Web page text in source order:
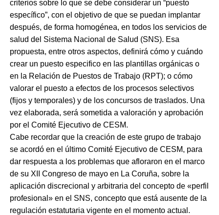
criterios sobre lo que se debe considerar un “puesto
específico”, con el objetivo de que se puedan implantar
después, de forma homogénea, en todos los servicios de
salud del Sistema Nacional de Salud (SNS). Esa
propuesta, entre otros aspectos, definirá cómo y cuándo
crear un puesto especifico en las plantillas orgánicas o
en la Relación de Puestos de Trabajo (RPT); o cómo
valorar el puesto a efectos de los procesos selectivos
(fijos y temporales) y de los concursos de traslados. Una
vez elaborada, será sometida a valoración y aprobación
por el Comité Ejecutivo de CESM.
Cabe recordar que la creación de este grupo de trabajo
se acordó en el último Comité Ejecutivo de CESM, para
dar respuesta a los problemas que afloraron en el marco
de su XII Congreso de mayo en La Coruña, sobre la
aplicación discrecional y arbitraria del concepto de «perfil
profesional» en el SNS, concepto que está ausente de la
regulación estatutaria vigente en el momento actual.